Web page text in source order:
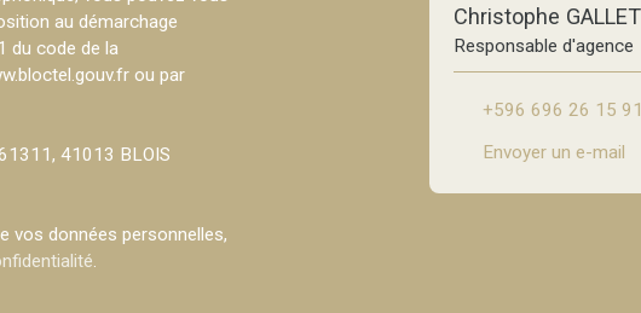
au démarchage
du code de la
ou par
41013 BLOIS
vos données personnelles,
.
Responsable d'agence
+596 696 26 15 91
Envoyer un e-mail